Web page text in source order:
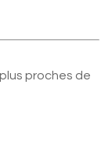
proches de